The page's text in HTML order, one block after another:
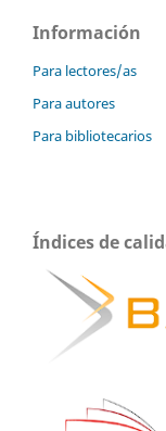
Información
Para lectores/as
Para autores
Para bibliotecarios
Índices de